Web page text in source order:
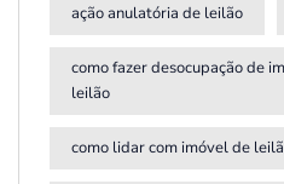
ação anulatória de leilão
como fazer desocupação de
leilão
como lidar com imóvel de